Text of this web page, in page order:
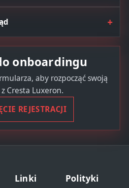
+
onboardingu
aby rozpocząć swoją
Cresta Luxeron.
REJESTRACJI
Linki Polityki